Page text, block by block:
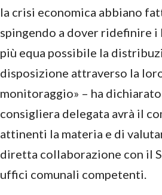
la crisi economica abbiano
spingendo a dover ridefinire
più equa possibile la
disposizione attraverso la
monitoraggio» – ha
consigliera delegata avrà il
attinenti la materia e di
diretta collaborazione con il
uffici comunali competenti.